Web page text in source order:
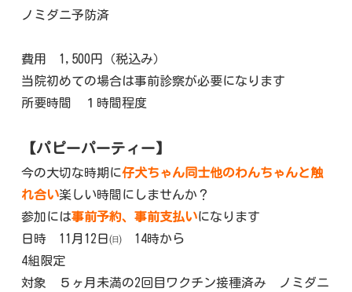
ノミダニ予防済
費用 1,500円（税込み）
当院初めての場合は事前診察が必要になります
所要時間 １時間程度
【パピーパーティー】
今の大切な時期に仔犬ちゃん同士他のわんちゃんと触
れ合い楽しい時間にしませんか？
参加には事前予約、事前支払いになります
日時 11月12日㈰ 14時から
4組限定
対象 ５ヶ月未満の2回目ワクチン接種済み ノミダニ